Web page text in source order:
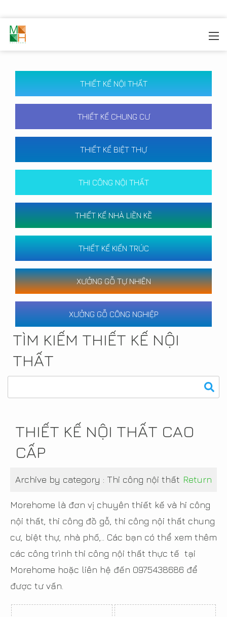
THIẾT KẾ NỘI THẤT
THIẾT KẾ CHUNG CƯ
THIẾT KẾ BIỆT THỰ
THI CÔNG NỘI THẤT
THIẾT KẾ NHÀ LIỀN KỀ
THIẾT KẾ KIẾN TRÚC
XƯỞNG GỖ TỰ NHIÊN
XƯỞNG GỖ CÔNG NGHIỆP
TÌM KIẾM THIẾT KẾ NỘI
THẤT
THIẾT KẾ NỘI THẤT CAO
CẤP
Archive by category : Thi công nội thất Return
Morehome là đơn vị chuyên thiết kế và hi công
nội thất, thi công đồ gỗ, thi công nội thất chung
cư, biệt thự, nhà phố,.. Các bạn có thể xem thêm
các công trình thi công nội thất thực tế tại
Morehome hoặc liên hệ đến 0975438686 để
được tư vấn.